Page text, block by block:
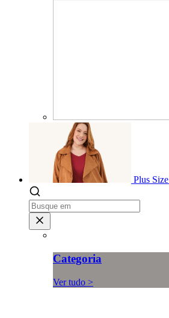
Plus Size
Categoria
Ver tudo >